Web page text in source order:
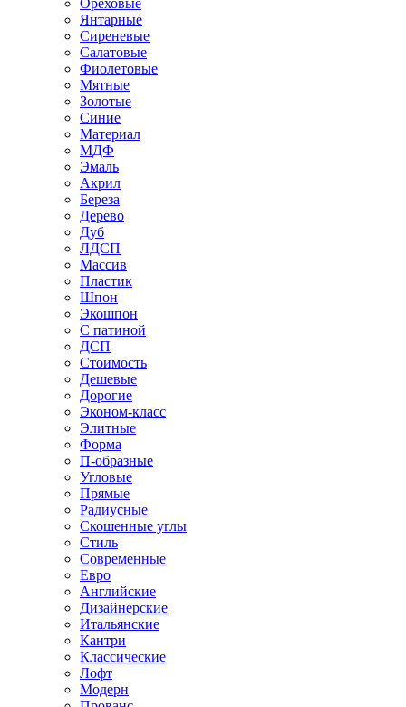
Ореховые
Янтарные
Сиреневые
Салатовые
Фиолетовые
Мятные
Золотые
Синие
Материал
МДФ
Эмаль
Акрил
Береза
Дерево
Дуб
ЛДСП
Массив
Пластик
Шпон
Экошпон
С патиной
ДСП
Стоимость
Дешевые
Дорогие
Эконом-класс
Элитные
Форма
П-образные
Угловые
Прямые
Радиусные
Скошенные углы
Стиль
Современные
Евро
Английские
Дизайнерские
Итальянские
Кантри
Классические
Лофт
Модерн